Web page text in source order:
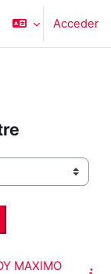
Acceder
cursos
MAXIMO